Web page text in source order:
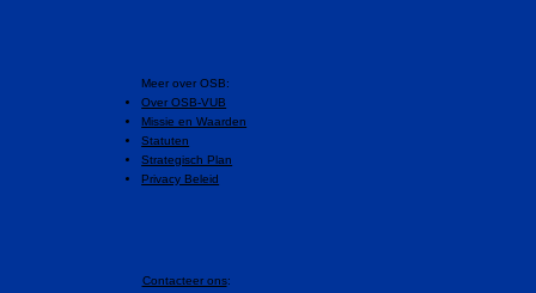
​Meer over OSB:
Over OSB-VUB
Missie en Waarden
Statuten
Strategisch Plan
Privacy Beleid
Contacteer ons: